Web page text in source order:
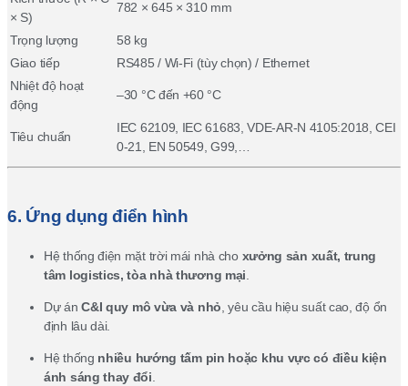
× S)
782 × 645 × 310 mm
Trọng lượng
58 kg
Giao tiếp
RS485 / Wi-Fi (tùy chọn) / Ethernet
Nhiệt độ hoạt
động
–30 °C đến +60 °C
Tiêu chuẩn
IEC 62109, IEC 61683, VDE-AR-N 4105:2018, CEI
0-21, EN 50549, G99,…
6. Ứng dụng điển hình
Hệ thống điện mặt trời mái nhà cho xưởng sản xuất, trung
tâm logistics, tòa nhà thương mại
Dự ánC&I quy mô vừa và nhỏ , yêu cầu hiệu suất cao, độ ổn
định lâu dài.
Hệ thống nhiều hướng tấm pin hoặc khu vực có điều kiện
ánh sáng thay đổi.